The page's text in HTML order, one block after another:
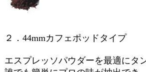
２．44mmカフェポッドタイプ
エスプレッソパウダーを最適にタ